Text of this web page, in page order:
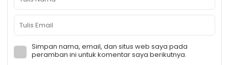
Simpan nama, email, dan situs web saya pada
peramban ini untuk komentar saya berikutnya.